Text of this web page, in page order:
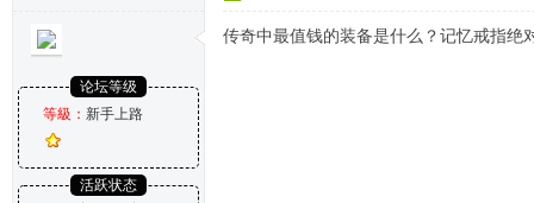
论坛等级
等級： 新手上路
活跃状态
传奇中最值钱的装备是什么？记忆戒指绝